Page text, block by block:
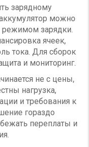
зарядному
можно
зарядки.
ячеек,
тока. Для сборок
и мониторинг.
не с цены,
нагрузка,
и требования к
гораздо
переплаты и